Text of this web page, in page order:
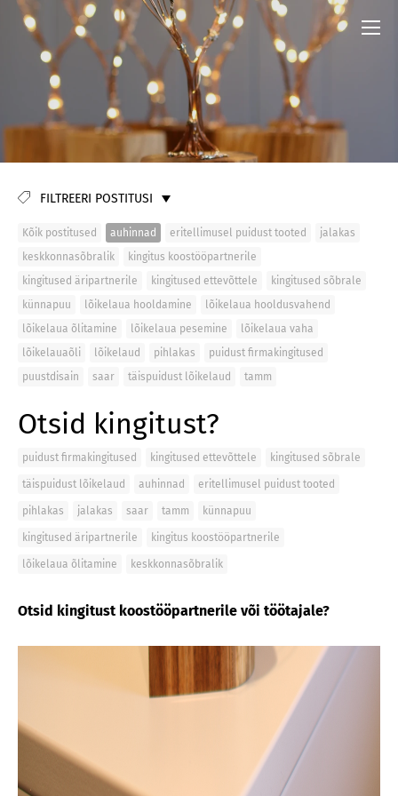
FILTREERI POSTITUSI
Kõik postitused auhinnad eritellimusel puidust tooted
jalakas
keskkonnasõbralik
kingitus koostööpartnerile
kingitused äripartnerile
kingitused ettevõttele
kingitused sõbrale
künnapuu
lõikelaua hooldamine
lõikelaua hooldusvahend
lõikelaua õlitamine
lõikelaua pesemine
lõikelaua vaha
lõikelauaõli
lõikelaud pihlakas
puidust firmakingitused
puustdisain
saar täispuidust lõikelaud tamm
Otsid kingitust?
puidust firmakingitused kingitused ettevõttele kingitused sõbrale
täispuidust lõikelaud auhinnad eritellimusel puidust tooted
pihlakas jalakas saar tamm künnapuu
kingitused äripartnerile kingitus koostööpartnerile
lõikelaua õlitamine keskkonnasõbralik
Otsid kingitust koostööpartnerile või töötajale?